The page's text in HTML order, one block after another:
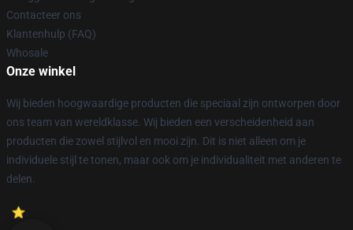
Contacteer ons
Klantenhulp (FAQ)
Whosale
Onze winkel
Wij bieden hoogwaardige producten die speciaal zijn ontworpen door
ons team van wereldklasse. Wij bieden een verscheidenheid aan
producten die zowel stijlvol en mooi zijn. Dit is niet alleen om je
individuele stijl te tonen, maar ook om je individualiteit met anderen te
delen.